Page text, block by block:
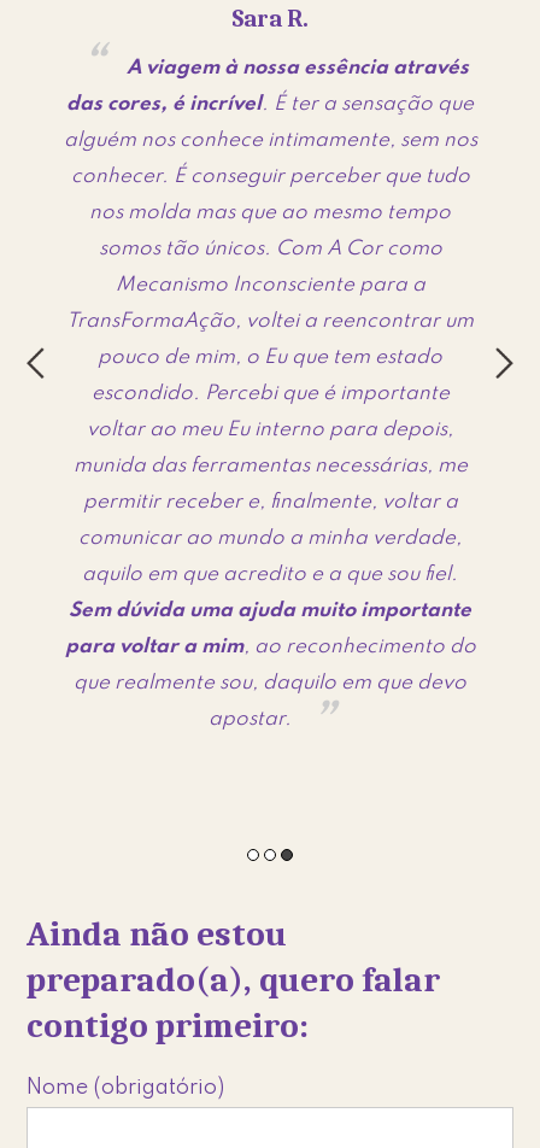
Sara R.
A viagem à nossa essência através
das cores, é incrível. É ter a sensação que
alguém nos conhece intimamente, sem nos
conhecer. É conseguir perceber que tudo
nos molda mas que ao mesmo tempo
somos tão únicos. Com A Cor como
Mecanismo Inconsciente para a
TransFormaAção, voltei a reencontrar um
pouco de mim, o Eu que tem estado
escondido. Percebi que é importante
voltar ao meu Eu interno para depois,
munida das ferramentas necessárias, me
permitir receber e, finalmente, voltar a
comunicar ao mundo a minha verdade,
aquilo em que acredito e a que sou fiel.
Sem dúvida uma ajuda muito importante
para voltar a mim, ao reconhecimento do
que realmente sou, daquilo em que devo
apostar.
Ainda não estou
preparado(a), quero falar
contigo primeiro:
Nome (obrigatório)